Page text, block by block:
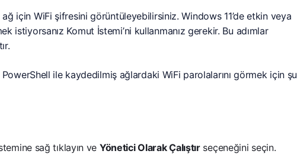
ağ için WiFi şifresini görüntüleyebilirsiniz. Windows 11’de etkin veya
istiyorsanız Komut İstemi’ni kullanmanız gerekir. Bu adımlar
ile kaydedilmiş ağlardaki WiFi parolalarını görmek için şu
sağ tıklayın ve Yönetici Olarak Çalıştırseçeneğini seçin.